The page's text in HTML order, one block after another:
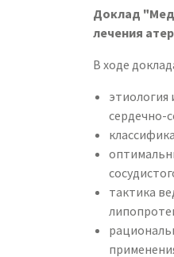
Доклад
лечения
В ходе
этиология
сердечно-
тактика